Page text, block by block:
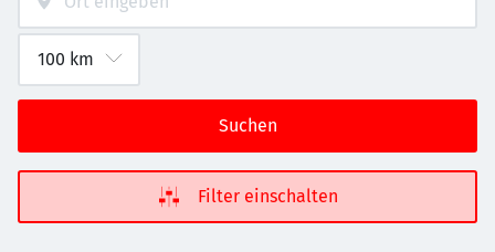
Suchen
Filter einschalten